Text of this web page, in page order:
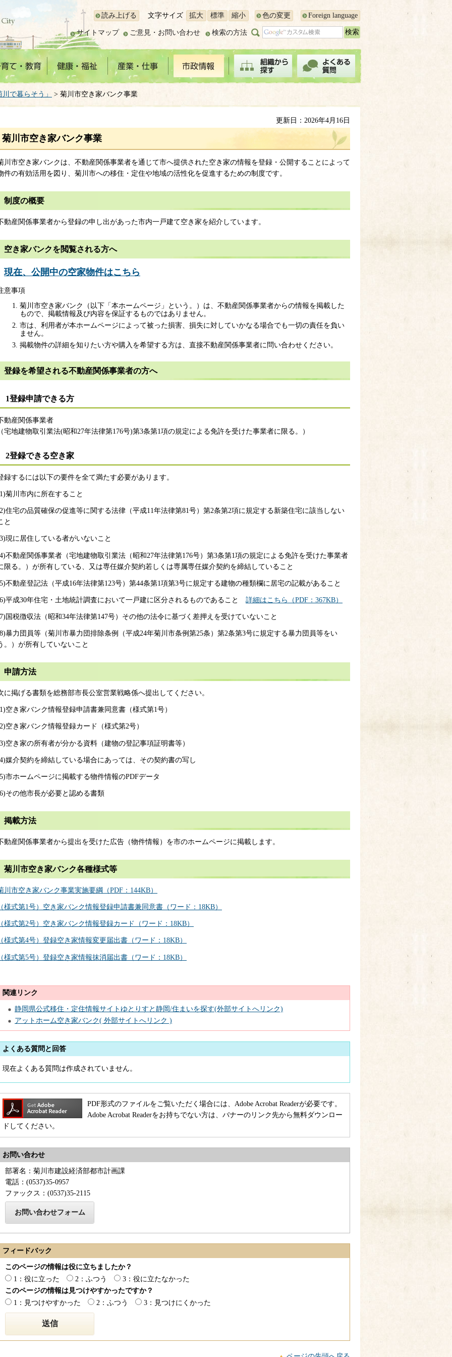
読み上げる 文字サイズ 拡大 標準 縮小 色の変更 Foreign language
サイトマップ ご意見・お問い合わせ 検索の方法
で暮らそう」 > 菊川市空き家バンク事業
更新日：2026年4月16日
菊川市空き家バンク事業
川市空き家バンクは、不動産関係事業者を通じて市へ提供された空き家の情報を登録・公開することによって
件の有効活用を図り、菊川市への移住・定住や地域の活性化を促進するための制度です。
制度の概要
動産関係事業者から登録の申し出があった市内一戸建て空き家を紹介しています。
空き家バンクを閲覧される方へ
現在、公開中の空家物件はこちら
意事項
菊川市空き家バンク（以下「本ホームページ」という。）は、不動産関係事業者からの情報を掲載した
もので、掲載情報及び内容を保証するものではありません。
市は、利用者が本ホームページによって被った損害、損失に対していかなる場合でも一切の責任を負い
ません。
掲載物件の詳細を知りたい方や購入を希望する方は、直接不動産関係事業者に問い合わせください。
登録を希望される不動産関係事業者の方へ
1登録申請できる方
動産関係事業者
宅地建物取引業法(昭和27年法律第176号)第3条第1項の規定による免許を受けた事業者に限る。）
2登録できる空き家
録するには以下の要件を全て満たす必要があります。
菊川市内に所在すること
住宅の品質確保の促進等に関する法律（平成11年法律第81号）第2条第2項に規定する新築住宅に該当しない
と
現に居住している者がいないこと
不動産関係事業者（宅地建物取引業法（昭和27年法律第176号）第3条第1項の規定による免許を受けた事業者
限る。）が所有している、又は専任媒介契約若しくは専属専任媒介契約を締結していること
不動産登記法（平成16年法律第123号）第44条第1項第3号に規定する建物の種類欄に居宅の記載があること
平成30年住宅・土地統計調査において一戸建に区分されるものであること 詳細はこちら（PDF：367KB）
国税徴収法（昭和34年法律第147号）その他の法令に基づく差押えを受けていないこと
暴力団員等（菊川市暴力団排除条例（平成24年菊川市条例第25条）第2条第3号に規定する暴力団員等をい
。）が所有していないこと
申請方法
に掲げる書類を総務部市長公室営業戦略係へ提出してください。
空き家バンク情報登録申請書兼同意書（様式第1号）
空き家バンク情報登録カード（様式第2号）
空き家の所有者が分かる資料（建物の登記事項証明書等）
媒介契約を締結している場合にあっては、その契約書の写し
市ホームページに掲載する物件情報のPDFデータ
その他市長が必要と認める書類
掲載方法
動産関係事業者から提出を受けた広告（物件情報）を市のホームページに掲載します。
菊川市空き家バンク各種様式等
川市空き家バンク事業実施要綱（PDF：144KB）
様式第1号）空き家バンク情報登録申請書兼同意書（ワード：18KB）
様式第2号）空き家バンク情報登録カード（ワード：18KB）
様式第4号）登録空き家情報変更届出書（ワード：18KB）
様式第5号）登録空き家情報抹消届出書（ワード：18KB）
関連リンク
静岡県公式移住・定住情報サイトゆとりすと静岡/住まいを探す(外部サイトへリンク)
アットホーム空き家バンク( 外部サイトへリンク )
よくある質問と回答
現在よくある質問は作成されていません。
PDF形式のファイルをご覧いただく場合には、Adobe Acrobat Readerが必要です。
Adobe Acrobat Readerをお持ちでない方は、バナーのリンク先から無料ダウンロー
ドしてください。
お問い合わせ
部署名：菊川市建設経済部都市計画課
電話：(0537)35-0957
ファックス：(0537)35-2115
フィードバック
このページの情報は役に立ちましたか？
1：役に立った
2：ふつう
3：役に立たなかった
このページの情報は見つけやすかったですか？
1：見つけやすかった
2：ふつう 3：見つけにくかった